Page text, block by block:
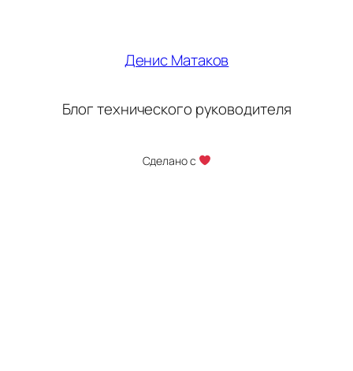
Денис Матаков
Блог технического руководителя
Сделано с